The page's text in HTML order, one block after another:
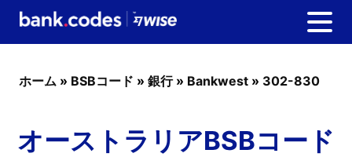
ホーム » BSBコード » 銀行» Bankwest » 302-830
オーストラリアBSBコード